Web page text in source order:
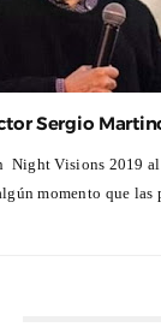
Sergio
Night Visions 2019
momento que las